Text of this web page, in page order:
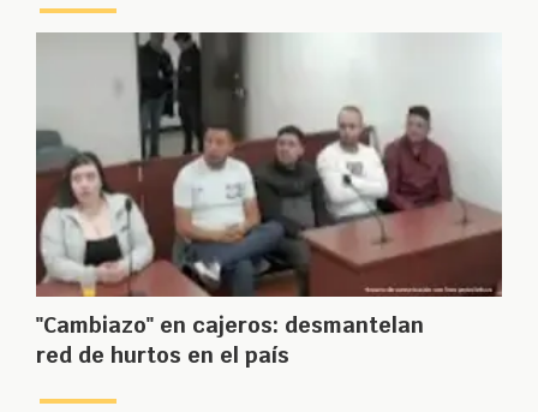
"Cambiazo" en cajeros: desmantelan
red de hurtos en el país